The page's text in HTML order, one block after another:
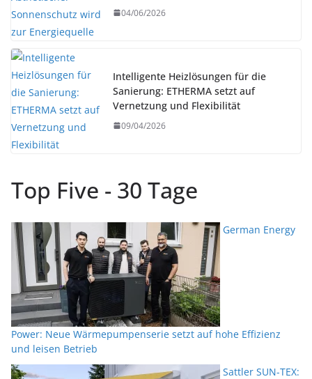
04/06/2026
Intelligente Heizlösungen für die
Sanierung: ETHERMA setzt auf
Vernetzung und Flexibilität
09/04/2026
Top Five - 30 Tage
German Energy
Power: Neue Wärmepumpenserie setzt auf hohe Effizienz
und leisen Betrieb
Sattler SUN-TEX: